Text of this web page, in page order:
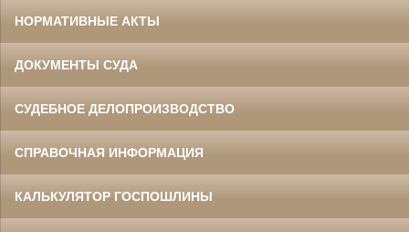
НОРМАТИВНЫЕ АКТЫ
ДОКУМЕНТЫ СУДА
СУДЕБНОЕ ДЕЛОПРОИЗВОДСТВО
СПРАВОЧНАЯ ИНФОРМАЦИЯ
КАЛЬКУЛЯТОР ГОСПОШЛИНЫ